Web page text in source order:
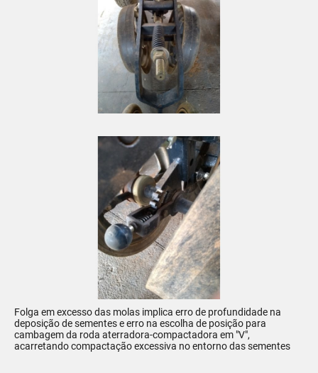
Folga em excesso das molas implica erro de profundidade na
deposição de sementes e erro na escolha de posição para
cambagem da roda aterradora-compactadora em "V",
acarretando compactação excessiva no entorno das sementes